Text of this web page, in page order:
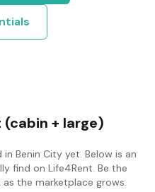
+ large)
in Benin City yet. Below is an
find on Life4Rent. Be the
the marketplace grows.